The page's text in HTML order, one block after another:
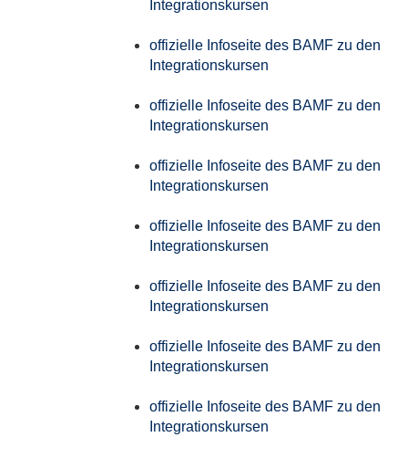
Integrationskursen
offizielle Infoseite des BAMF zu den
Integrationskursen
offizielle Infoseite des BAMF zu den
Integrationskursen
offizielle Infoseite des BAMF zu den
Integrationskursen
offizielle Infoseite des BAMF zu den
Integrationskursen
offizielle Infoseite des BAMF zu den
Integrationskursen
offizielle Infoseite des BAMF zu den
Integrationskursen
offizielle Infoseite des BAMF zu den
Integrationskursen